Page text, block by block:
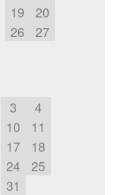
19
20
26
27
3
4
10
11
17
18
24
25
31